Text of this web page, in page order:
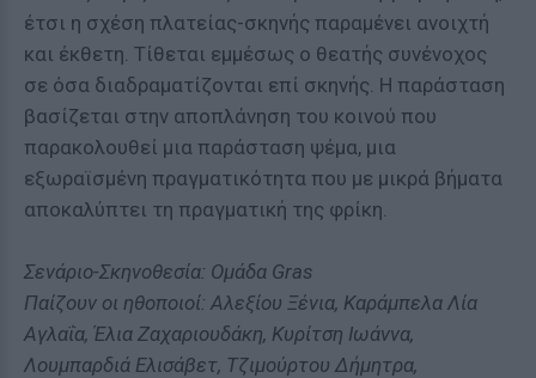
έτσι η σχέση πλατείας-σκηνής παραμένει ανοιχτή
και έκθετη. Τίθεται εμμέσως ο θεατής συνένοχος
σε όσα διαδραματίζονται επί σκηνής. Η παράσταση
βασίζεται στην αποπλάνηση του κοινού που
παρακολουθεί μια παράσταση ψέμα, μια
εξωραϊσμένη πραγματικότητα που με μικρά βήματα
αποκαλύπτει τη πραγματική της φρίκη.
Σενάριο-Σκηνοθεσία: Ομάδα Gras
Παίζουν οι ηθοποιοί: Αλεξίου Ξένια, Καράμπελα Λία
Αγλαΐα, Έλια Ζαχαριουδάκη, Κυρίτση Ιωάννα,
Λουμπαρδιά Ελισάβετ, Τζιμούρτου Δήμητρα,